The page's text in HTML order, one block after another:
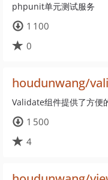
phpunit单元测试服务
1 100
0
houdunwang/
Validate组件提供了方便
1 500
4